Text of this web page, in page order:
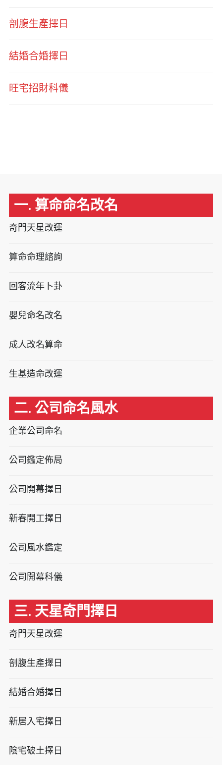
剖腹生產擇日
結婚合婚擇日
旺宅招財科儀
一. 算命命名改名
奇門天星改運
算命命理諮詢
回客流年卜卦
嬰兒命名改名
成人改名算命
生基造命改運
二. 公司命名風水
企業公司命名
公司鑑定佈局
公司開幕擇日
新春開工擇日
公司風水鑑定
公司開幕科儀
三. 天星奇門擇日
奇門天星改運
剖腹生產擇日
結婚合婚擇日
新居入宅擇日
陰宅破土擇日